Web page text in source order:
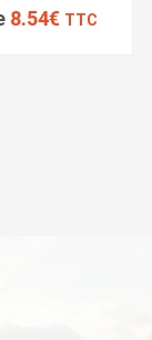
8.54€ TTC